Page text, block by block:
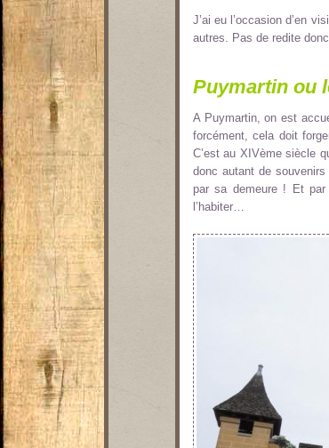
J’ai eu l’occasion d’en
autres. Pas de redite
Puymartin ou
A Puymartin, on est
forcément, cela doit
C’est au XIVème siècle
donc autant de
par sa demeure ! Et
l’habiter…